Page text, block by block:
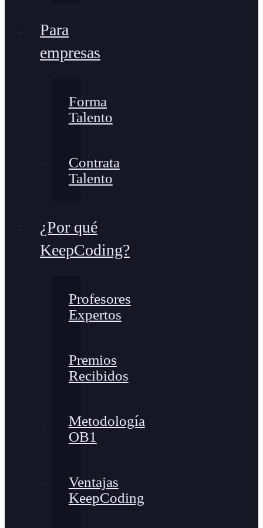
Para
empresas
Forma
Talento
Contrata
Talento
¿Por qué
KeepCoding?
Profesores
Expertos
Premios
Recibidos
Metodología
OB1
Ventajas
KeepCoding